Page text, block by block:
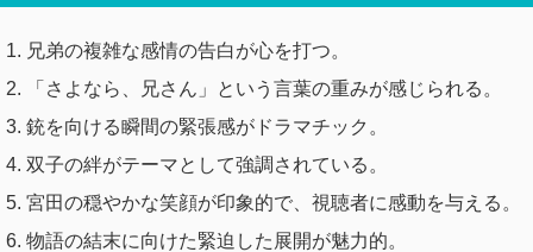
1. 兄弟の複雑な感情の告白が心を打つ。
2. 「さよなら、兄さん」という言葉の重みが感じられる。
3. 銃を向ける瞬間の緊張感がドラマチック。
4. 双子の絆がテーマとして強調されている。
5. 宮田の穏やかな笑顔が印象的で、視聴者に感動を与える。
6. 物語の結末に向けた緊迫した展開が魅力的。